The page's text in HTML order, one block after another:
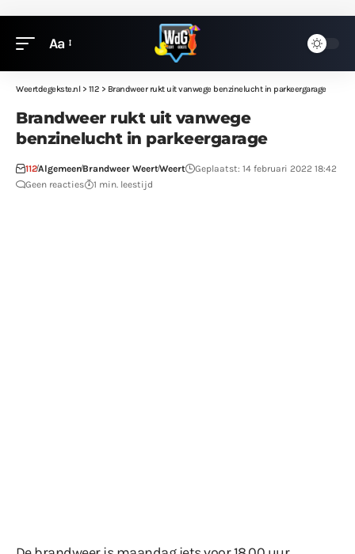
Aa
Weertdegekste.nl> 112 > Brandweer rukt uit vanwege benzinelucht in parkeergarage
Brandweer rukt uit vanwege
benzinelucht in parkeergarage
112AlgemeenBrandweer WeertWeert
Geplaatst: 14 februari 2022 18:42
Geen reacties
1 min. leestijd